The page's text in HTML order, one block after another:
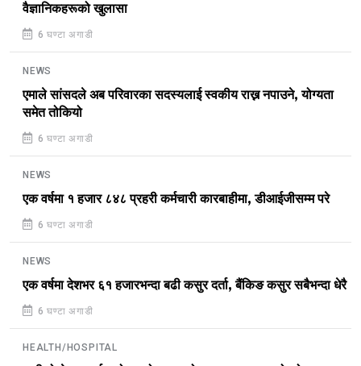
वैज्ञानिकहरूको खुलासा
6 घण्टा अगाडी
NEWS
एमाले सांसदले अब परिवारका सदस्यलाई स्वकीय राख्न नपाउने, योग्यता
समेत तोकियो
6 घण्टा अगाडी
NEWS
एक वर्षमा १ हजार ८४८ प्रहरी कर्मचारी कारबाहीमा, डीआईजीसम्म परे
6 घण्टा अगाडी
NEWS
एक वर्षमा देशभर ६१ हजारभन्दा बढी कसुर दर्ता, बैंकिङ कसुर सबैभन्दा धेरै
6 घण्टा अगाडी
HEALTH/HOSPITAL